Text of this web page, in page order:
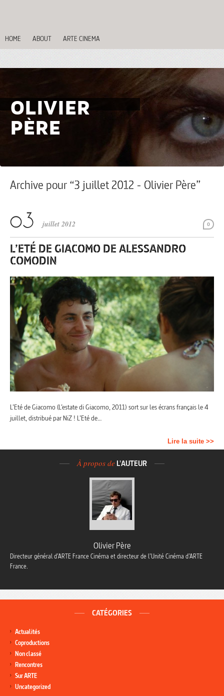
HOME ABOUT ARTE CINEMA
OLIVIER
PÈRE
Archive pour “3 juillet 2012 - Olivier Père”
0
juillet 2012
L’ETÉ DE GIACOMO DE ALESSANDRO
COMODIN
L’Eté de Giacomo (L’estate di Giacomo, 2011) sort sur les écrans français le 4
juillet, distribué par NiZ ! L’Eté de…
Lire la suite >>
À propos de L'AUTEUR
Olivier Père
Directeur général d’ARTE France Cinéma et directeur de l’Unité Cinéma d’ARTE
France.
CATÉGORIES
Actualités
Coproductions
Non classé
Rencontres
Sur ARTE
Uncategorized